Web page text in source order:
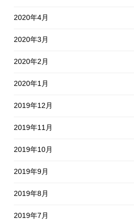
2020年4月
2020年3月
2020年2月
2020年1月
2019年12月
2019年11月
2019年10月
2019年9月
2019年8月
2019年7月